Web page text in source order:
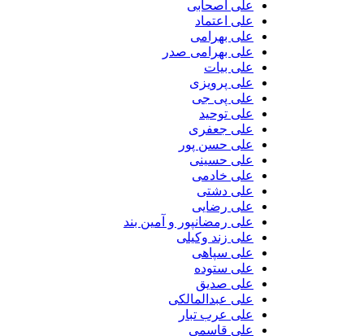
علی اصحابی
علی اعتماد
علی بهرامی
علی بهرامی صدر
علی بیات
علی پرویزی
علی پی جی
علی توحید
علی جعفری
علی حسن پور
علی حسینی
علی خادمی
علی دشتی
علی رضایی
علی رمضانپور و آمین بند
علی زند وکیلی
علی سپاهی
علی ستوده
علی صدیق
علی عبدالمالکی
علی عرب تبار
علی قاسمی